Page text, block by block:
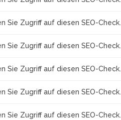
Sie Zugriff auf diesen SEO-Check.
Sie Zugriff auf diesen SEO-Check.
Sie Zugriff auf diesen SEO-Check.
Sie Zugriff auf diesen SEO-Check.
Sie Zugriff auf diesen SEO-Check.